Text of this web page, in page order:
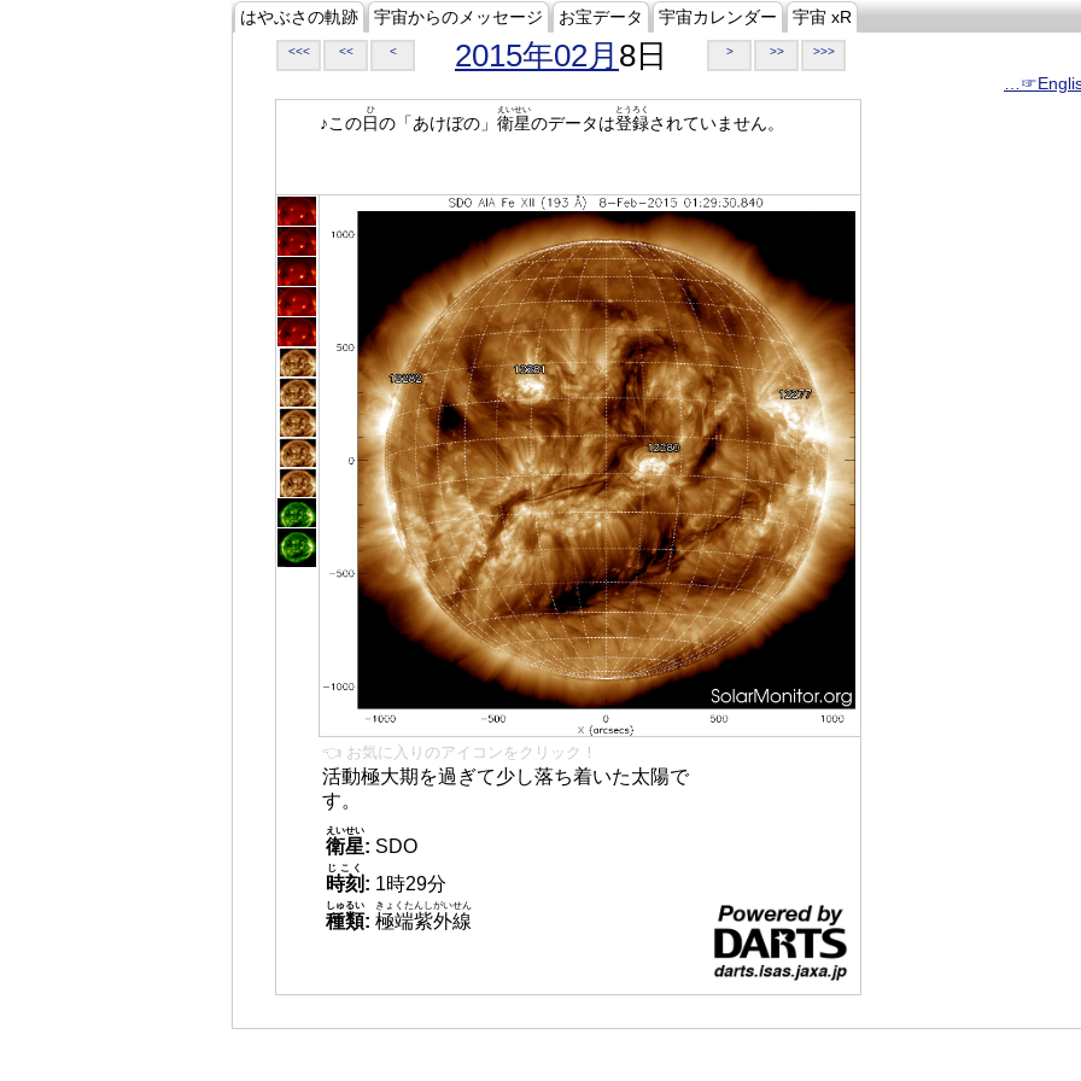
はやぶさの軌跡 宇宙からのメッセージ お宝データ 宇宙カレンダー 宇宙 xR
<<< << < 2015年02月 8日 > >> >>>
♪この日
ひ
の「あけぼの」 衛星
えいせい
のデータは登録
とうろく
されていません。
👈 お気に入りのアイコンをクリック！
活動極大期を過ぎて少し落ち着いた太陽で
す。
衛星
えいせい
: SDO
時刻
じこく
: 1時29分
種類
しゅるい
: 極端紫外線
きょくたんしがいせん